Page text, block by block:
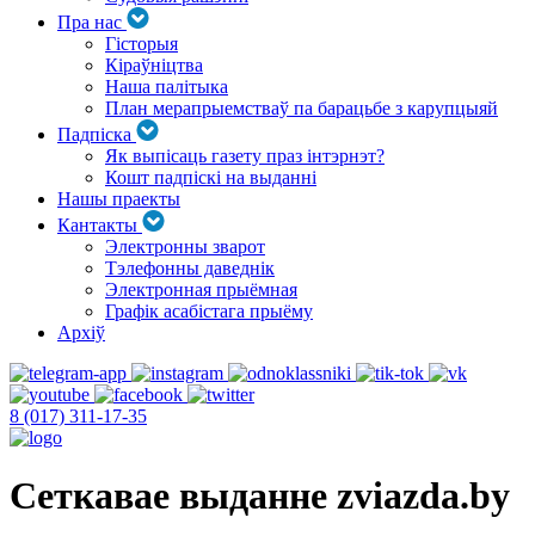
Пра нас
Гісторыя
Кіраўніцтва
Наша палітыка
План мерапрыемстваў па барацьбе з карупцыяй
Падпіска
Як выпісаць газету праз інтэрнэт?
Кошт падпіскі на выданні
Нашы праекты
Кантакты
Электронны зварот
Тэлефонны даведнік
Электронная прыёмная
Графік асабістага прыёму
Архіў
8 (017) 311-17-35
Сеткавае выданне zviazda.by